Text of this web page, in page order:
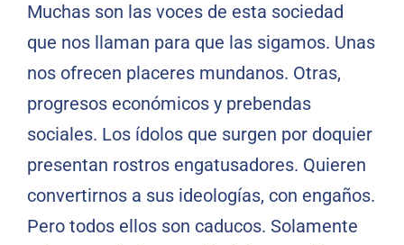
Muchas son las voces de esta sociedad
que nos llaman para que las sigamos. Unas
nos ofrecen placeres mundanos. Otras,
progresos económicos y prebendas
sociales. Los ídolos que surgen por doquier
presentan rostros engatusadores. Quieren
convertirnos a sus ideologías, con engaños.
Pero todos ellos son caducos. Solamente